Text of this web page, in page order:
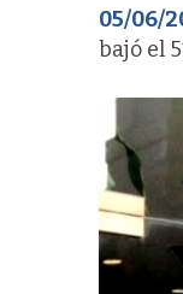
05/06/
bajó el